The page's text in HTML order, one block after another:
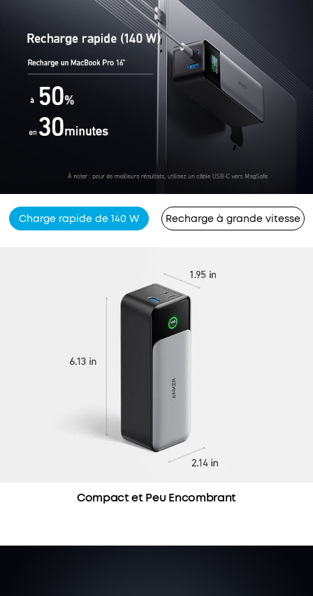
Charge rapide de 140 W Recharge à grande vitesse
Compact et Peu Encombrant